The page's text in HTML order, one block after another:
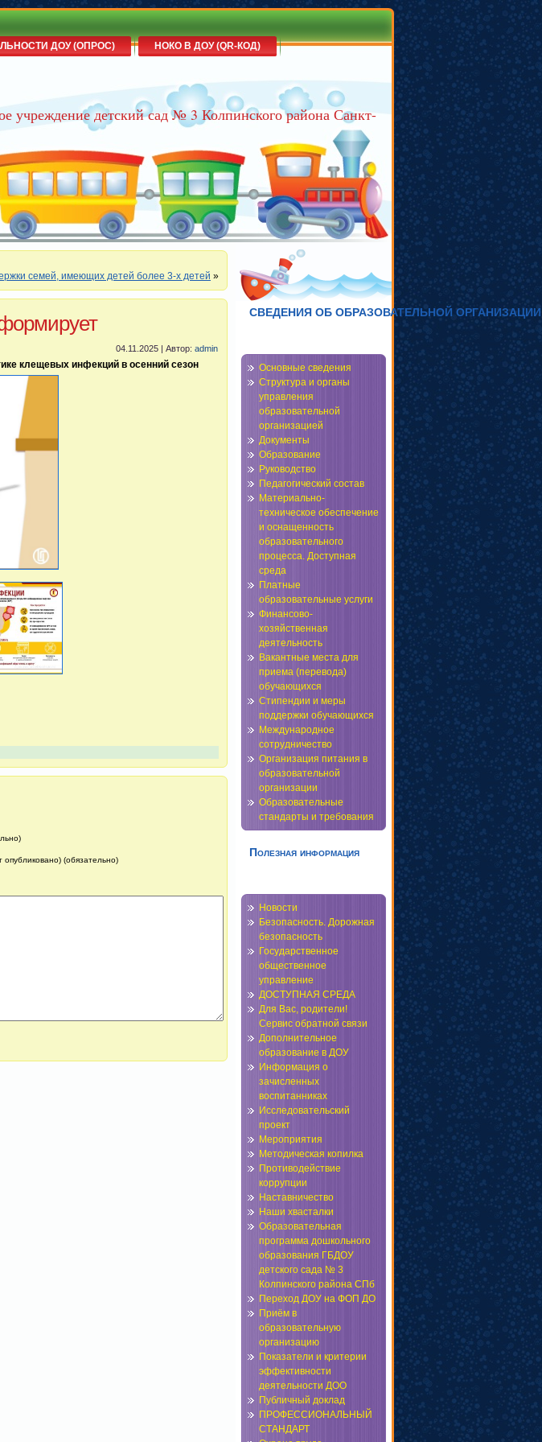
учреждение детский сад № 3 Колпинского района Санкт-
ДОУ (ОПРОС)
НОКО В ДОУ (QR-КОД)
семей, имеющих детей более 3-х детей »
04.11.2025 | Автор: admin
клещевых инфекций в осенний сезон
опубликовано) (обязательно)
СВЕДЕНИЯ ОБ ОБРАЗОВАТЕЛЬНОЙ ОРГАНИЗАЦИИ
Основные сведения
Структура и органы
управления
образовательной
организацией
Документы
Образование
Руководство
Педагогический состав
Материально-
техническое обеспечение
и оснащенность
образовательного
процесса. Доступная
среда
Платные
образовательные услуги
Финансово-
хозяйственная
деятельность
Вакантные места для
приема (перевода)
обучающихся
Стипендии и меры
поддержки обучающихся
Международное
сотрудничество
Организация питания в
образовательной
организации
Образовательные
стандарты и требования
Полезная информация
Новости
Безопасность. Дорожная
безопасность
Государственное
общественное
управление
ДОСТУПНАЯ СРЕДА
Для Вас, родители!
Сервис обратной связи
Дополнительное
образование в ДОУ
Информация о
зачисленных
воспитанниках
Исследовательский
проект
Мероприятия
Методическая копилка
Противодействие
коррупции
Наставничество
Наши хвасталки
Образовательная
программа дошкольного
образования ГБДОУ
детского сада № 3
Колпинского района СПб
Переход ДОУ на ФОП ДО
Приём в
образовательную
организацию
Показатели и критерии
эффективности
деятельности ДОО
Публичный доклад
ПРОФЕССИОНАЛЬНЫЙ
СТАНДАРТ